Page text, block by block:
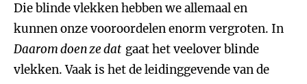
Die blinde vlekken hebben we allemaal en
kunnen onze vooroordelen enorm vergroten. In
Daarom doen ze dat gaat het veelover blinde
vlekken. Vaak is het de leidinggevende van de